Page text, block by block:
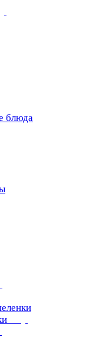
блюда